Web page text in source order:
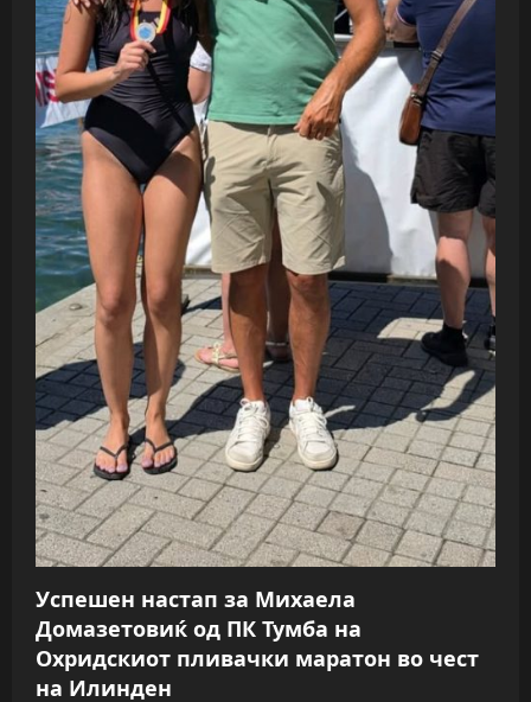
Успешен настап за Михаела
Домазетовиќ од ПК Тумба на
Охридскиот пливачки маратон во чест
на Илинден